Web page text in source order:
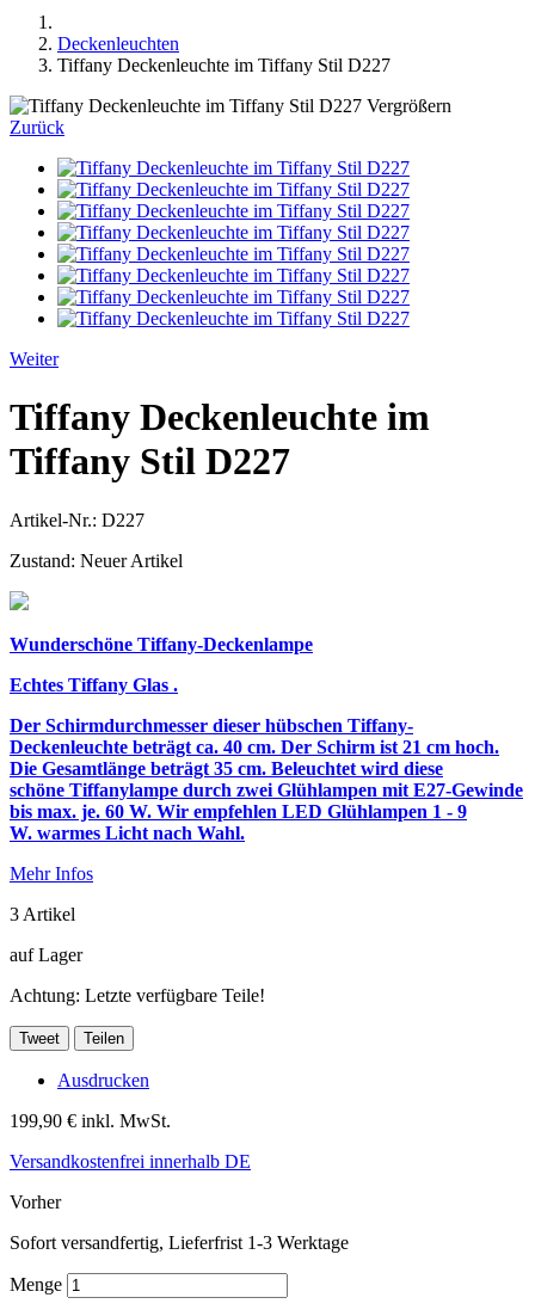
Deckenleuchten
Tiffany Deckenleuchte im Tiffany Stil D227
Vergrößern
Zurück
Weiter
Tiffany Deckenleuchte im
Tiffany Stil D227
Artikel-Nr.: D227
Zustand: Neuer Artikel
Wunderschöne Tiffany-Deckenlampe
Echtes Tiffany Glas .
Der Schirmdurchmesser dieser hübschen Tiffany-
Deckenleuchte beträgt ca. 40 cm. Der Schirm ist 21 cm hoch.
Die Gesamtlänge beträgt 35 cm. Beleuchtet wird diese
schöne Tiffanylampe durch zwei Glühlampen mit E27-Gewinde
bis max. je. 60 W. Wir empfehlen LED Glühlampen 1 - 9
W. warmes Licht nach Wahl.
Mehr Infos
3 Artikel
auf Lager
Achtung: Letzte verfügbare Teile!
Tweet Teilen
Ausdrucken
199,90 € inkl. MwSt.
Versandkostenfrei innerhalb DE
Vorher
Sofort versandfertig, Lieferfrist 1-3 Werktage
Menge